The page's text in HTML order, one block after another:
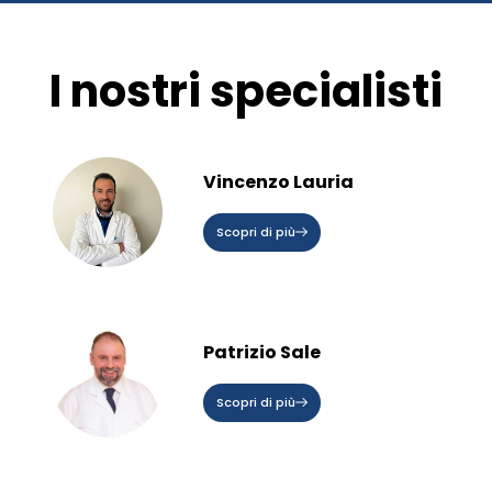
I nostri specialisti
Vincenzo Lauria
Scopri di più
Patrizio Sale
Scopri di più